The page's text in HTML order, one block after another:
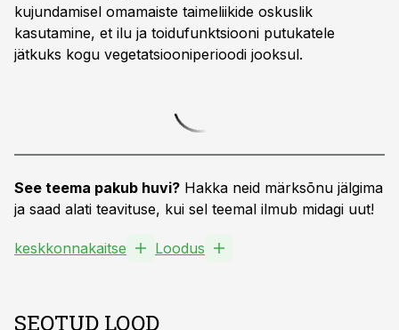
kujundamisel omamaiste taimeliikide oskuslik
kasutamine, et ilu ja toidufunktsiooni putukatele
jätkuks kogu vegetatsiooniperioodi jooksul.
See teema pakub huvi? Hakka neid märksõnu jälgima
ja saad alati teavituse, kui sel teemal ilmub midagi uut!
keskkonnakaitse Loodus
SEOTUD LOOD